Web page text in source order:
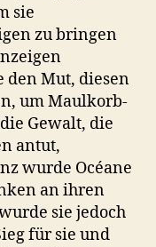
sie
zu bringen
den Mut, diesen
um Maulkorb-
Gewalt, die
antut,
wurde Océane
an ihren
sie jedoch
für sie und